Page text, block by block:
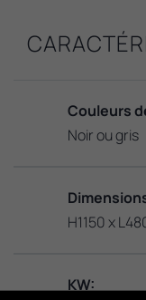
Couleurs
Noir ou gris
H1150 x
KW: